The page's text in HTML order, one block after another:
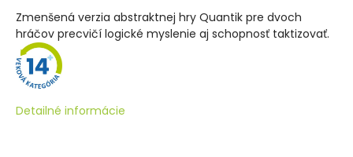
Zmenšená verzia abstraktnej hry Quantik pre dvoch
hráčov precvičí logické myslenie aj schopnosť taktizovať.
Detailné informácie